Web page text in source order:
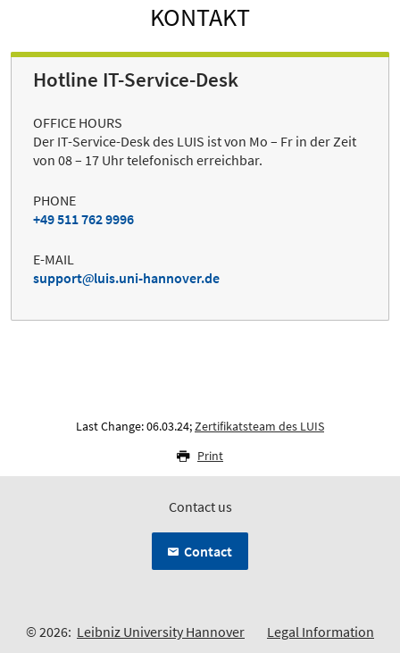
KONTAKT
Hotline IT-Service-Desk
OFFICE HOURS
Der IT-Service-Desk des LUIS ist von Mo – Fr in der Zeit
von 08 – 17 Uhr telefonisch erreichbar.
PHONE
+49 511 762 9996
E-MAIL
support
luis.uni-hannover.de
Last Change: 06.03.24;Zertifikatsteam des LUIS
Print
Contact us
Contact
© 2026: Leibniz University Hannover Legal Information